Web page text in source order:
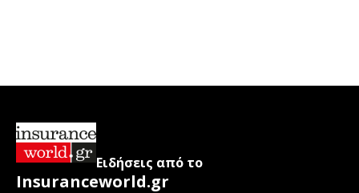
Ειδήσεις από το
Insuranceworld.gr